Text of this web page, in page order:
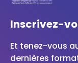
Inscrivez-
Et tenez-vous
dernières